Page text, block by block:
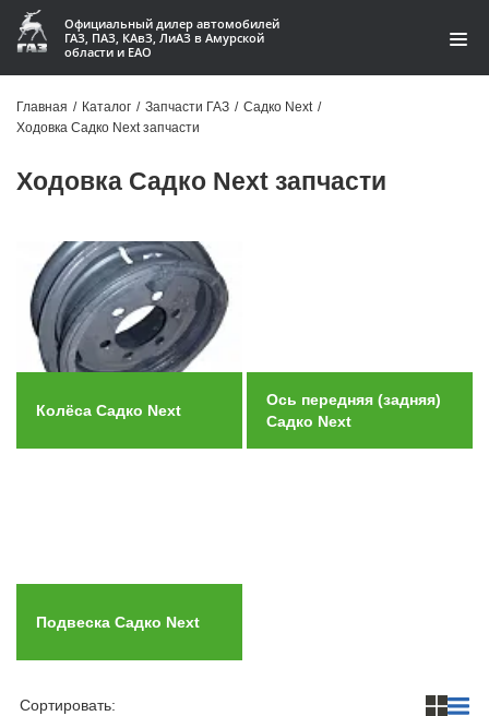
Официальный дилер автомобилей
ГАЗ, ПАЗ, КАвЗ, ЛиАЗ в Амурской
области и ЕАО
О компании
Контакты
Доставка
Гарантии
Сервисный центр
+7 (4162) 22–95–69
Главная / Каталог / Запчасти ГАЗ / Садко Next /
Ходовка Садко Next запчасти
Ходовка Садко Next запчасти
Колёса Садко Next
Ось передняя (задняя)
Садко Next
Подвеска Садко Next
Сортировать: